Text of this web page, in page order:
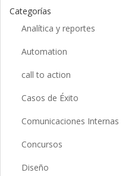
Categorías
Analítica y reportes
Automation
call to action
Casos de Éxito
Comunicaciones Internas
Concursos
Diseño